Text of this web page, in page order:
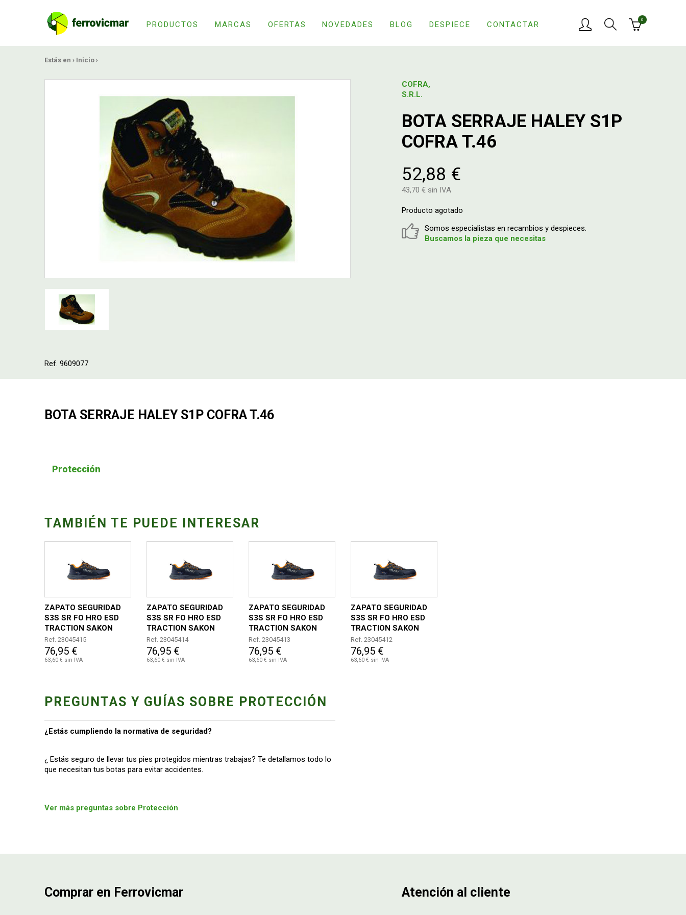
PRODUCTOS MARCAS OFERTAS NOVEDADES BLOG DESPIECE CONTACTAR
0
Estás en › Inicio ›
Ref. 9609077
COFRA,
S.R.L.
BOTA SERRAJE HALEY S1P
COFRA T.46
52,88 €
43,70 € sin IVA
Producto agotado
Somos especialistas en recambios y despieces.
Buscamos la pieza que necesitas
BOTA SERRAJE HALEY S1P COFRA T.46
Protección
TAMBIÉN TE PUEDE INTERESAR
ZAPATO SEGURIDAD
S3S SR FO HRO ESD
TRACTION SAKON
TALLA 46
Ref. 23045415
76,95 €
63,60 € sin IVA
ZAPATO SEGURIDAD
S3S SR FO HRO ESD
TRACTION SAKON
TALLA 45
Ref. 23045414
76,95 €
63,60 € sin IVA
ZAPATO SEGURIDAD
S3S SR FO HRO ESD
TRACTION SAKON
TALLA 44
Ref. 23045413
76,95 €
63,60 € sin IVA
ZAPATO SEGURIDAD
S3S SR FO HRO ESD
TRACTION SAKON
TALLA 43
Ref. 23045412
76,95 €
63,60 € sin IVA
PREGUNTAS Y GUÍAS SOBRE PROTECCIÓN
¿Estás cumpliendo la normativa de seguridad?
¿ Estás seguro de llevar tus pies protegidos mientras trabajas? Te detallamos todo lo
que necesitan tus botas para evitar accidentes.
Ver más preguntas sobre Protección
Comprar en Ferrovicmar Atención al cliente